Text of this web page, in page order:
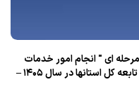
ای " انجام امور خدمات
تایپ وزارت امور اقتصادی و دارایی و ادارات تابعه کل استانها در سال ۱۴۰۵ –